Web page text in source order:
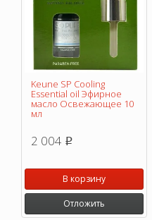
Keune SP Cooling
Essential oil Эфирное
масло Освежающее 10
мл
2 004 p
В корзину
Отложить